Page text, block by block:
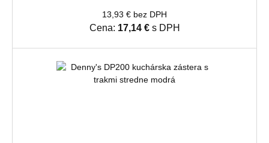
13,93 € bez DPH
Cena: 17,14 €s DPH